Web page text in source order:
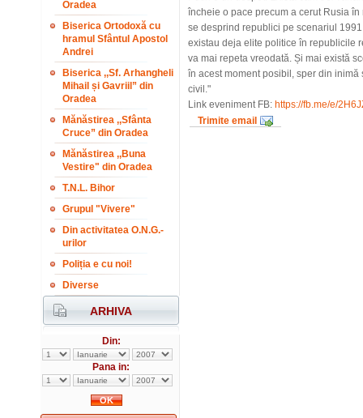
Oradea
Biserica Ortodoxă cu
hramul Sfântul Apostol
Andrei
Biserica ,,Sf. Arhangheli
Mihail și Gavriil” din
Oradea
Mănăstirea ,,Sfânta
Cruce” din Oradea
Mănăstirea ,,Buna
Vestire" din Oradea
T.N.L. Bihor
Grupul "Vivere"
Din activitatea O.N.G.-
urilor
Poliția e cu noi!
Diverse
ARHIVA
Din:
Pana in:
încheie o pace precum a cerut Rusia
se desprind republici pe scenariul
existau deja elite politice în republicile
va mai repeta vreodată. Și mai există
în acest moment posibil, sper din
civil."
Link eveniment FB: https://fb.me/e/
Trimite email